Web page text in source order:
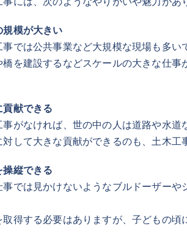
規模が大きい
事では公共事業など大規模な現場も多い
橋を建設するなどスケールの大きな仕
貢献できる
事がなければ、世の中の人は道路や水道
対して大きな貢献ができるのも、土木工
操縦できる
事では見かけないようなブルドーザー
取得する必要はありますが、子どもの